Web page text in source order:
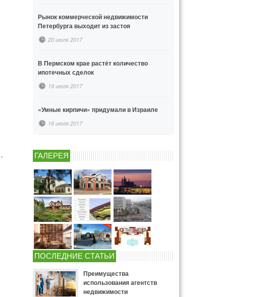
Рынок коммерческой недвижимости
Петербурга выходит из застоя
20 июля 2017
В Пермском крае растёт количество
ипотечных сделок
19 июля 2017
«Умные кирпичи» придумали в Израиле
16 июля 2017
ГАЛЕРЕЯ
ПОСЛЕДНИЕ СТАТЬИ
Преимущества
использования агентств
недвижимости